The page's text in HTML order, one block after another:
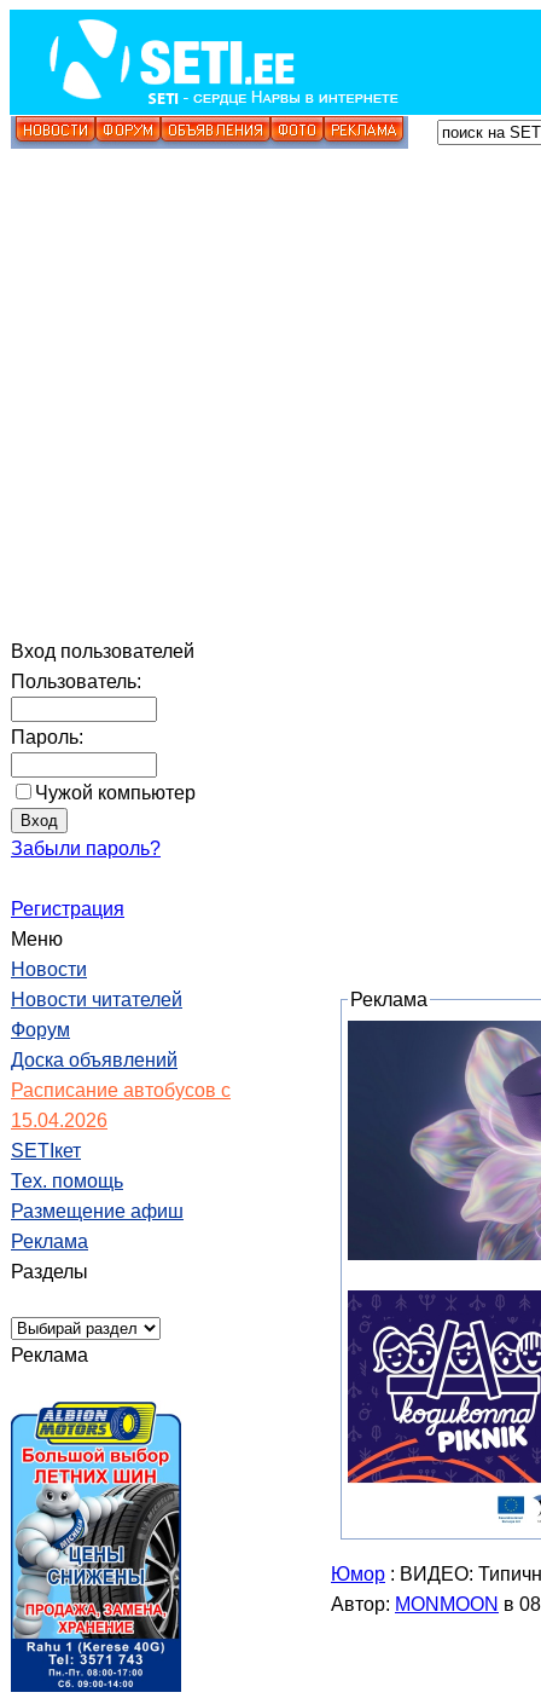
Вход пользователей
Пользователь:
Пароль:
Чужой компьютер
Забыли пароль?
Регистрация
Меню
Новости
Новости читателей
Форум
Доска объявлений
Расписание автобусов с
15.04.2026
SETIкет
Тех. помощь
Размещение афиш
Реклама
Разделы
Реклама
Реклама
Юмор : ВИДЕО:
Автор: MONMOON в